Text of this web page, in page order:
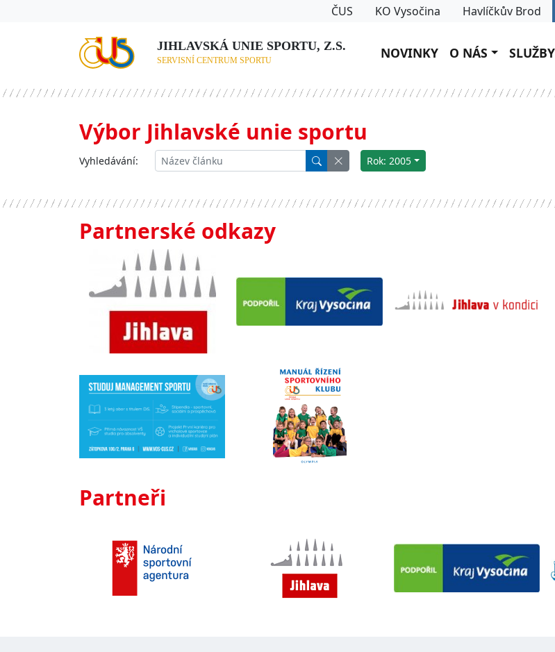
ČUS KO Vysočina Havlíčkův Brod
JIHLAVSKÁ UNIE SPORTU, Z.S.
SERVISNÍ CENTRUM SPORTU NOVINKY O NÁS SLUŽBY
Výbor Jihlavské unie sportu
Vyhledávání: Rok: 2005
Partnerské odkazy
Partneři